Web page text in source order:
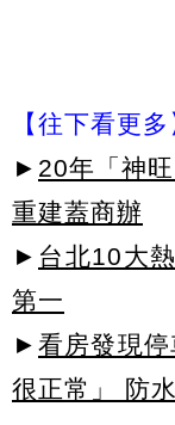
【往下看更多
► 20年「神
重建蓋商辦
► 台北10大
第一
► 看房發現
很正常」 防